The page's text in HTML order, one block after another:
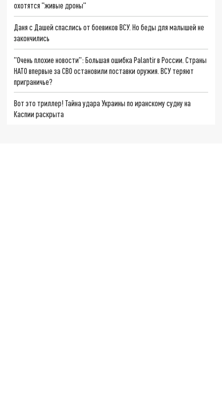
охотятся "живые дроны"
Даня с Дашей спаслись от боевиков ВСУ. Но беды для малышей не
закончились
"Очень плохие новости": Большая ошибка Palantir в России. Страны
НАТО впервые за СВО остановили поставки оружия. ВСУ теряют
приграничье?
Вот это триллер! Тайна удара Украины по иранскому судну на
Каспии раскрыта